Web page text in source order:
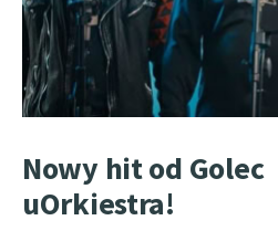
Nowy hit od Golec
uOrkiestra!